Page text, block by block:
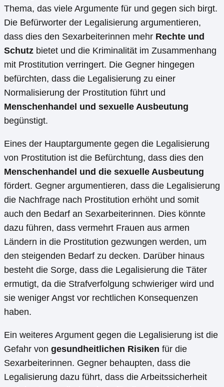
Thema, das viele Argumente für und gegen sich birgt.
Die Befürworter der Legalisierung argumentieren,
dass dies den Sexarbeiterinnen mehr Rechte und
Schutz bietet und die Kriminalität im Zusammenhang
mit Prostitution verringert. Die Gegner hingegen
befürchten, dass die Legalisierung zu einer
Normalisierung der Prostitution führt und
Menschenhandel und sexuelle Ausbeutung
begünstigt.
Eines der Hauptargumente gegen die Legalisierung
von Prostitution ist die Befürchtung, dass dies den
Menschenhandel und die sexuelle Ausbeutung
fördert. Gegner argumentieren, dass die Legalisierung
die Nachfrage nach Prostitution erhöht und somit
auch den Bedarf an Sexarbeiterinnen. Dies könnte
dazu führen, dass vermehrt Frauen aus armen
Ländern in die Prostitution gezwungen werden, um
den steigenden Bedarf zu decken. Darüber hinaus
besteht die Sorge, dass die Legalisierung die Täter
ermutigt, da die Strafverfolgung schwieriger wird und
sie weniger Angst vor rechtlichen Konsequenzen
haben.
Ein weiteres Argument gegen die Legalisierung ist die
Gefahr von gesundheitlichen Risiken für die
Sexarbeiterinnen. Gegner behaupten, dass die
Legalisierung dazu führt, dass die Arbeitssicherheit